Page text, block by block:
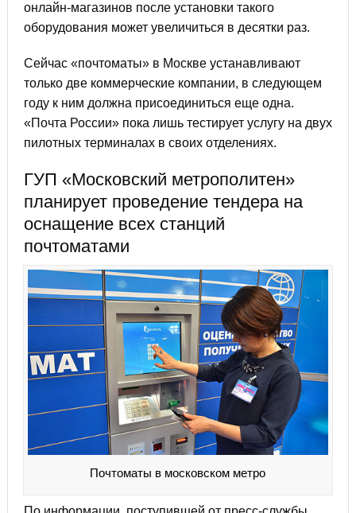
онлайн-магазинов после установки такого
оборудования может увеличиться в десятки раз.
Сейчас «почтоматы» в Москве устанавливают
только две коммерческие компании, в следующем
году к ним должна присоединиться еще одна.
«Почта России» пока лишь тестирует услугу на двух
пилотных терминалах в своих отделениях.
ГУП «Московский метрополитен»
планирует проведение тендера на
оснащение всех станций
почтоматами
Почтоматы в московском метро